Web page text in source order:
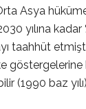
Asya
yılına kadar
taahhüt
göstergelerine
(1990 baz